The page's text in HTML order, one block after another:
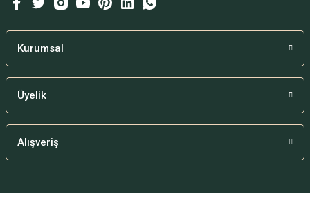
Kurumsal
Üyelik
Alışveriş